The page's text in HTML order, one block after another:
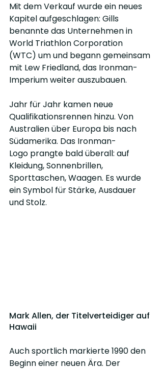
Mit dem Verkauf wurde ein neues
Kapitel aufgeschlagen: Gills
benannte das Unternehmen in
World Triathlon Corporation
(WTC) um und begann gemeinsam
mit Lew Friedland, das Ironman-
Imperium weiter auszubauen.
Jahr für Jahr kamen neue
Qualifikationsrennen hinzu. Von
Australien über Europa bis nach
Südamerika. Das Ironman-
Logo prangte bald überall: auf
Kleidung, Sonnenbrillen,
Sporttaschen, Waagen. Es wurde
ein Symbol für Stärke, Ausdauer
und Stolz.
Mark Allen, der Titelverteidiger auf
Hawaii
Auch sportlich markierte 1990 den
Beginn einer neuen Ära. Der